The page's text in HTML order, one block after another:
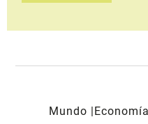
Mundo Economía